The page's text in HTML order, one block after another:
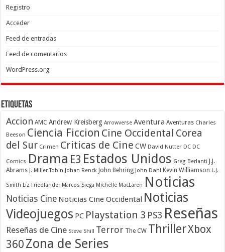
Registro
Acceder
Feed de entradas
Feed de comentarios
WordPress.org
Etiquetas
Accion AMC Andrew Kreisberg Arrowverse Aventura Aventuras Charles
Beeson Ciencia Ficcion Cine Occidental Corea
del Sur Crimen Criticas de Cine CW David Nutter DC DC
Comics Drama E3 Estados Unidos Greg Berlanti
J.J.
Abrams J. Miller Tobin Johan Renck John Behring John Dahl Kevin Williamson L.J.
Smith Liz Friedlander Marcos Siega Michelle MacLaren Noticias
Noticias Cine Noticias Cine Occidental Noticias
Videojuegos PC Playstation 3 PS3 Reseñas
Reseñas de Cine Steve Shill Terror The CW ThrillerXbox
360 Zona de Series